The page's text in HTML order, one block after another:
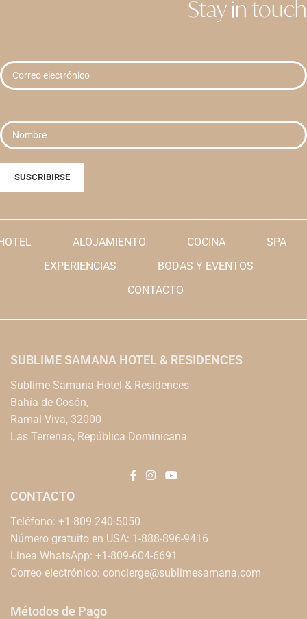
Stay in touch
ALOJAMIENTO COCINA
SPA
EXPERIENCIAS
BODAS Y EVENTOS
CONTACTO
SUBLIME SAMANA HOTEL & RESIDENCES
Sublime Samana Hotel & Residences
Bahía de Cosón,
Ramal Viva, 32000
Las Terrenas, República Dominicana
CONTACTO
Teléfono: +1-809-240-5050
Número gratuito en USA: 1-888-896-9416
Linea WhatsApp: +1-809-604-6691
Correo electrónico: concierge@sublimesamana.com
Métodos de Pago